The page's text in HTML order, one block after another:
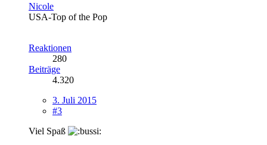
Nicole
USA-Top of the Pop
Reaktionen
280
Beiträge
4.320
3. Juli 2015
#3
Viel Spaß